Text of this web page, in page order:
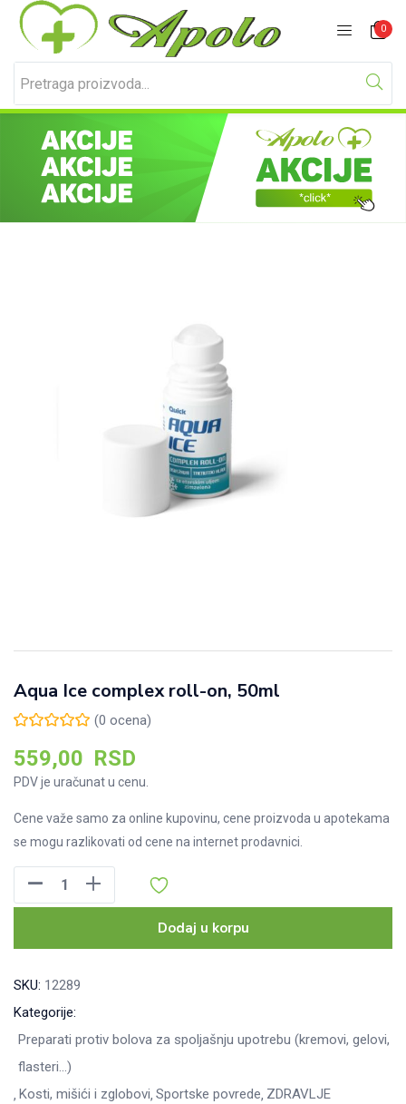
0
Prijavite se Registracija
Unesite svoje korisničko ime i lozinku za prijavu.
Aqua Ice complex roll-on, 50ml
(0 ocena)
559,00 RSD
PDV je uračunat u cenu.
Cene važe samo za online kupovinu, cene proizvoda u apotekama
se mogu razlikovati od cene na internet prodavnici.
Ice
roll-
količina
Dodaj u korpu
SKU: 12289
Kategorije:
Preparati protiv bolova za spoljašnju upotrebu (kremovi, gelovi,
flasteri...)
Kosti, mišići i zglobovi Sportske povrede ZDRAVLJE